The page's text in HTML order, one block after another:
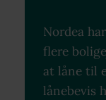
Nordea
flere
at låne til
lånebevis